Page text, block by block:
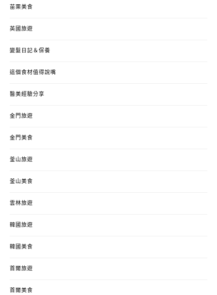
苗栗美食
英國旅遊
變髮日記＆保養
這個食材值得說嘴
醫美經驗分享
金門旅遊
金門美食
釜山旅遊
釜山美食
雲林旅遊
韓國旅遊
韓國美食
首爾旅遊
首爾美食